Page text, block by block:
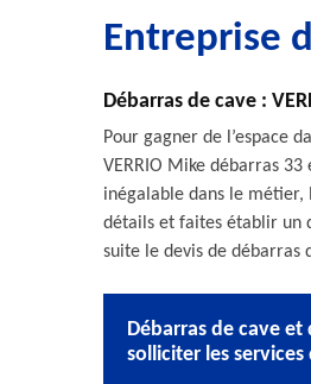
Entreprise
Débarras de cave :
Pour gagner de l’espace
VERRIO Mike débarras
inégalable dans le métier,
détails et faites établir un
suite le devis de débarras
Débarras de cave
solliciter les